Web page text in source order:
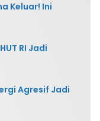
Keluar! Ini
RI Jadi
Agresif Jadi